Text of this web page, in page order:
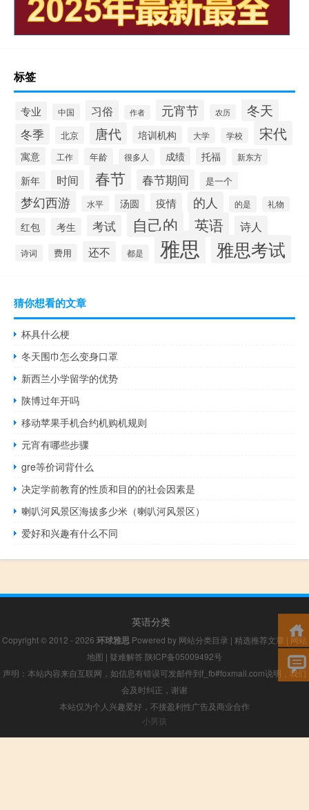
标签
专业 中国 习俗 作者 元宵节 农历 冬天
冬季 北京 唐代 培训机构 大学 学校 宋代
寓意 工作 年龄 很多人 成绩 托福 新东方
新年 时间 春节 春节期间 是一个
梦幻西游 水平 汤圆 疫情 的人 的是 礼物
红包 考生 考试 自己的 英语 诗人
诗词 费用 还不 都是 雅思 雅思考试
猜你想看的文章
杯具什么梗
冬天围巾怎么变身口罩
新西兰小学留学的优势
陕博过年开吗
移动苹果手机合约机购机规则
元宵有哪些步骤
gre等价词背什么
决定学前教育的性质和目的的社会因素是
喇叭河风景区海拔多少米（喇叭河风景区）
爱好和兴趣有什么不同
英语分类
Copyright © 2012 - 2026 环球雅思 Powered by 网站分类目录 | 精选推荐文章 | 网站
地图 | 疑难解答 陕ICP备05009492号
声明：本站内容来自互联网，如信息有错误可发邮件到f_fb#foxmail.com说明，我们
会及时纠正，谢谢
本站仅为个人兴趣爱好，不接盈利性广告及商业合作
小男孩